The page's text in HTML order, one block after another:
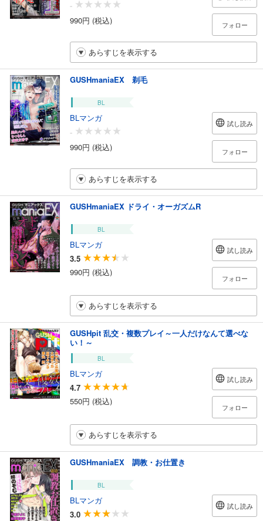
-
990円 (税込)
フォロー
あらすじを表示する
GUSHmaniaEX 剃毛
BL
BLマンガ
-
990円 (税込)
試し読み
フォロー
あらすじを表示する
GUSHmaniaEX ドライ・オーガズムR
BL
BLマンガ
3.5
990円 (税込)
試し読み
フォロー
あらすじを表示する
GUSHpit 乱交・複数プレイ～一人だけなんて選べな
い！～
BL
BLマンガ
4.7
550円 (税込)
試し読み
フォロー
あらすじを表示する
GUSHmaniaEX 調教・お仕置き
BL
BLマンガ
3.0
試し読み